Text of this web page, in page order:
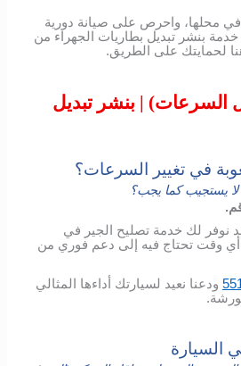
محلها، واحرص على صيانة دورية
بنشر تبديل بطاريات الجهراء من
لحمايتك على الطريق.
السرعات) | بنشر تبديل
في تغيير السرعات؟
لا يستجيب كما يجب؟
نوفر لك خدمة تصليح الجير في
أي وقت تحتاج فيه إلى دعم فوري من
ودعنا نعيد لسيارتك أداءها
المثالي
.
السيارة